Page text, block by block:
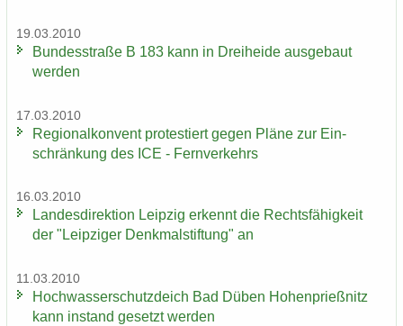
19.03.2010
Bun­des­stra­ße B 183 kann in Drei­hei­de aus­ge­baut
wer­den
17.03.2010
Re­gio­nal­kon­vent pro­tes­tiert gegen Pläne zur Ein­
schrän­kung des ICE - Fern­ver­kehrs
16.03.2010
Lan­des­di­rek­ti­on Leip­zig er­kennt die Rechts­fä­hig­keit
der "Leip­zi­ger Denk­mal­stif­tung" an
11.03.2010
Hoch­was­ser­schutz­deich Bad Düben Ho­hen­prieß­nitz
kann in­stand ge­setzt wer­den